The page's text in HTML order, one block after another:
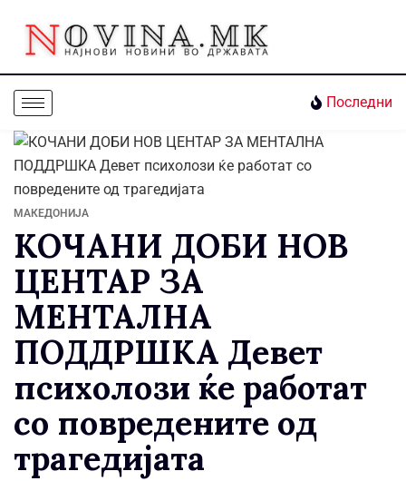
Последни
МАКЕДОНИЈА
КОЧАНИ ДОБИ НОВ
ЦЕНТАР ЗА
МЕНТАЛНА
ПОДДРШКА Девет
психолози ќе работат
со повредените од
трагедијата